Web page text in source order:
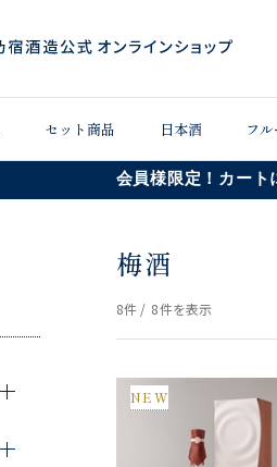
セット商品 日本酒 フ
会員様限定！カート
梅酒
8件 / 8件を表示
NEW